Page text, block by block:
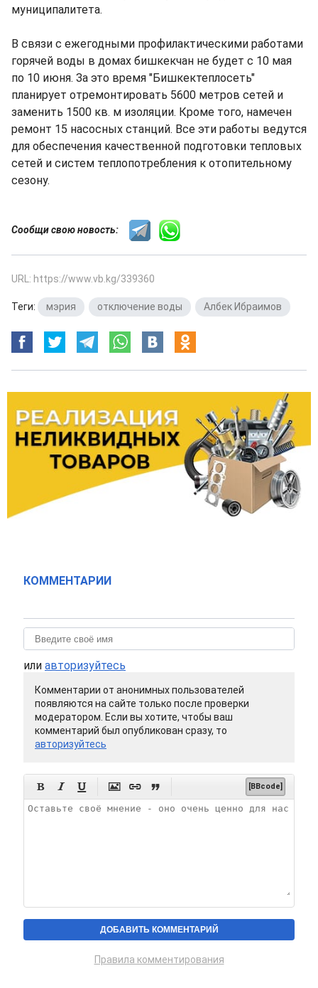
муниципалитета.
В связи с ежегодными профилактическими работами
горячей воды в домах бишкекчан не будет с 10 мая
по 10 июня. За это время "Бишкектеплосеть"
планирует отремонтировать 5600 метров сетей и
заменить 1500 кв. м изоляции. Кроме того, намечен
ремонт 15 насосных станций. Все эти работы ведутся
для обеспечения качественной подготовки тепловых
сетей и систем теплопотребления к отопительному
сезону.
Сообщи свою новость:
URL: https://www.vb.kg/339360
Теги: мэрия отключение воды Албек Ибраимов
КОММЕНТАРИИ
или авторизуйтесь
Комментарии от анонимных пользователей
появляются на сайте только после проверки
модератором. Если вы хотите, чтобы ваш
комментарий был опубликован сразу, то
авторизуйтесь
      [BBcode]
Правила комментирования